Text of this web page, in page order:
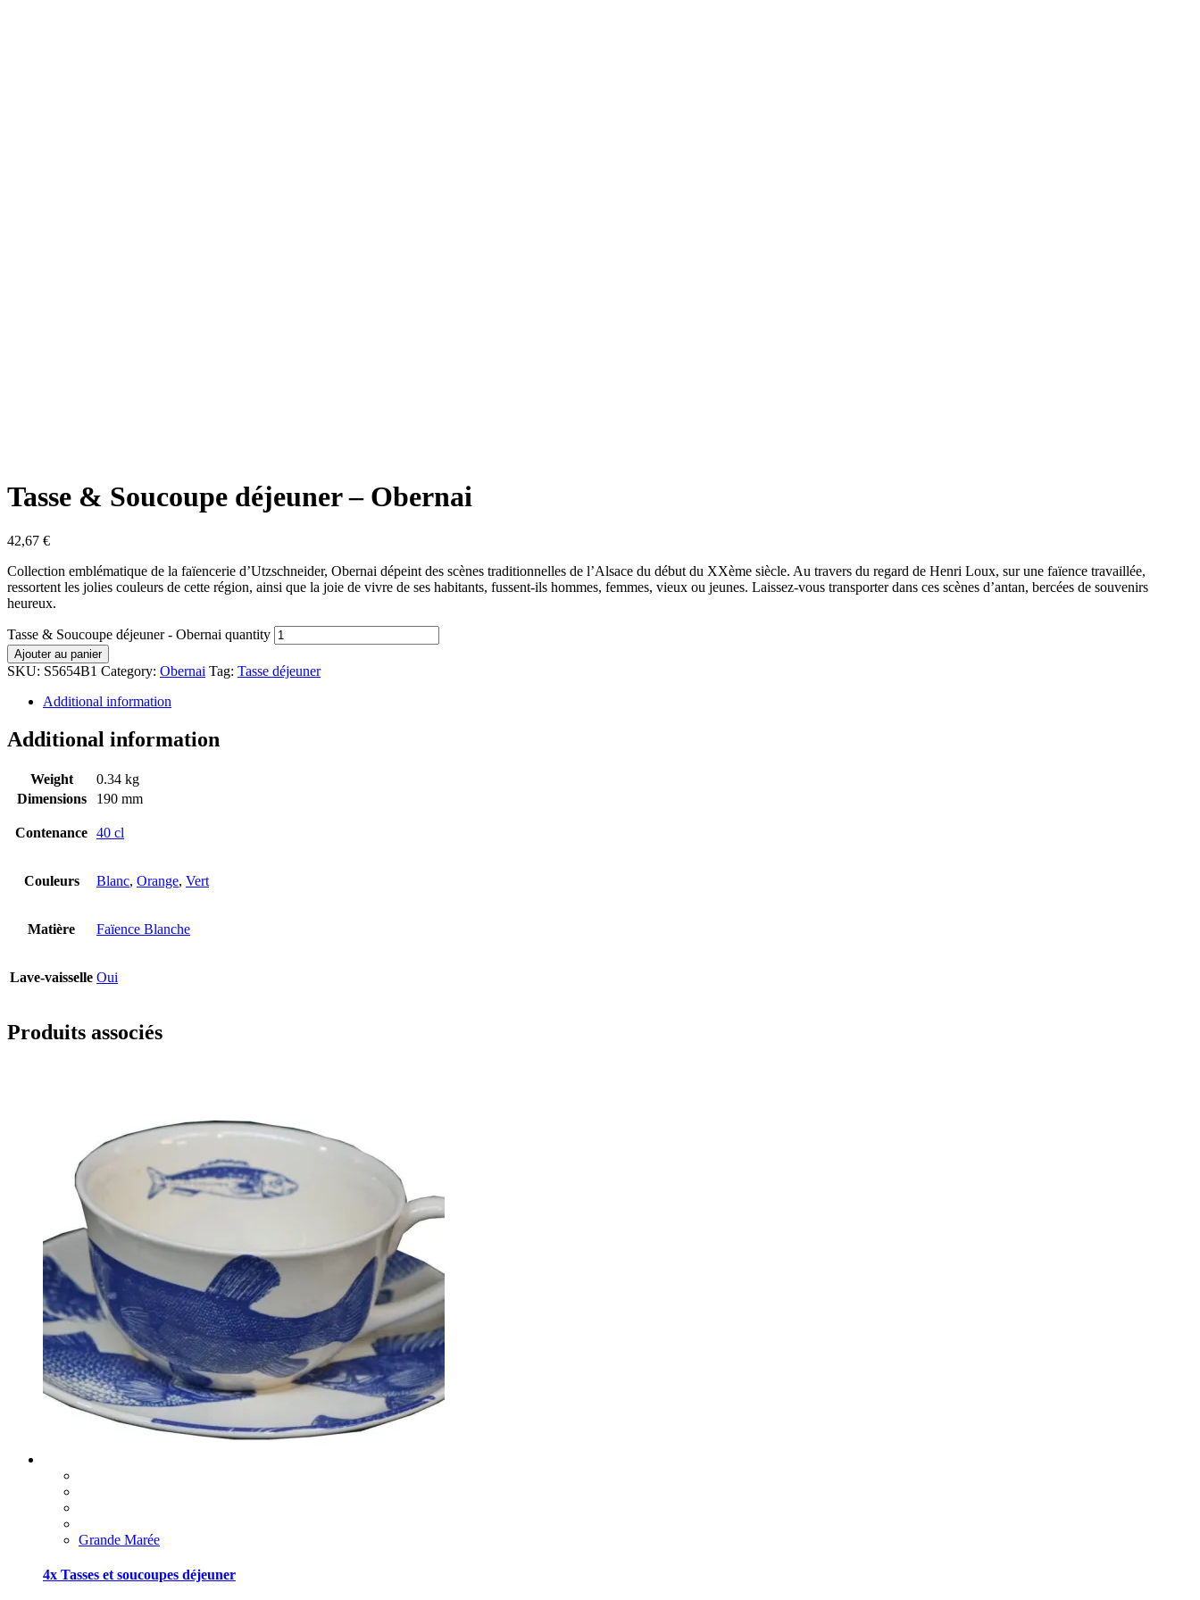
Tasse & Soucoupe déjeuner – Obernai
42,67 €
Collection emblématique de la faïencerie d’Utzschneider, Obernai dépeint des scènes traditionnelles de l’Alsace du début du XXème siècle. Au travers du regard de Henri Loux, sur une faïence travaillée,
ressortent les jolies couleurs de cette région, ainsi que la joie de vivre de ses habitants, fussent-ils hommes, femmes, vieux ou jeunes. Laissez-vous transporter dans ces scènes d’antan, bercées de souvenirs
heureux.
Tasse & Soucoupe déjeuner - Obernai quantity
Ajouter au panier
SKU: S5654B1 Category: Obernai Tag: Tasse déjeuner
Additional information
Additional information
Weight
0.34 kg
Dimensions
190 mm
Contenance 40 cl
Couleurs Blanc, Orange, Vert
Matière Faïence Blanche
Lave-vaisselle Oui
Produits associés
Grande Marée
4x Tasses et soucoupes déjeuner